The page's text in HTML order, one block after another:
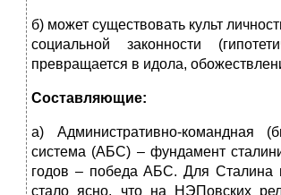
б) может существовать культ
социальной законности
превращается в идола,
Составляющие:
а) Административно-командная
система (АБС) – фундамент
годов – победа АБС. Для Сталина
стало ясно, что на НЭПовских